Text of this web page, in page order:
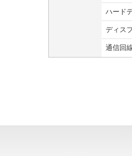
ハード
ディス
通信回